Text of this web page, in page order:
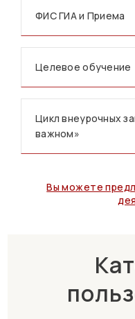
ФИС ГИА и Приема
Целевое обучение
Цикл внеурочных
важном»
Вы можете